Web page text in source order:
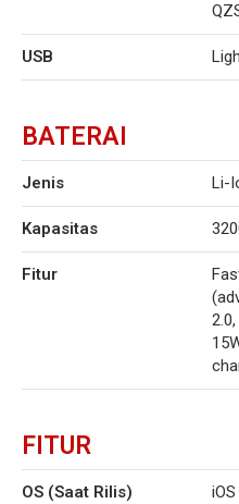
USB
BATERAI
Jenis Li-
Kapasitas
Fitur
FITUR
OS (Saat Rilis)